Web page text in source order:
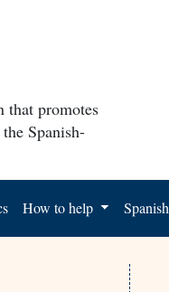
that promotes
Spanish-
How to help Spanish